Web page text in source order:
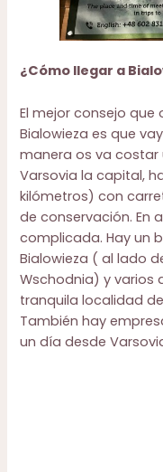
¿Cómo llegar a
El mejor consejo
Bialowieza es que
manera os va costar
Varsovia la capital,
kilómetros) con
de conservación. En
complicada. Hay un
Bialowieza ( al lado
Wschodnia) y varios
tranquila localidad
También hay
un día desde